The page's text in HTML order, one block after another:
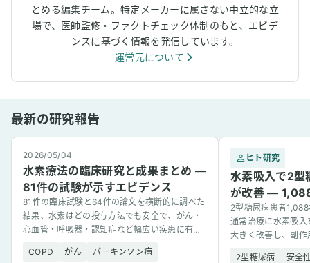
とめる編集チーム。特定メーカーに属さない中立的な立
場で、医師監修・ファクトチェック体制のもと、エビデ
ンスに基づく情報を発信しています。
運営元について
最新の研究報告
2026/05/04
水素療法の臨床研究と成果まとめ —
81件の試験が示すエビデンス
81件の臨床試験と64件の論文を横断的に調べた
結果、水素はどの投与方法でも安全で、がん・
心血管・呼吸器・認知症など幅広い疾患に有望
COPD
がん パーキンソン病
ヒト研究
水素吸入で2型
が改善 —
2型糖尿病患者
通常治療に水素吸
大きく改善し、副
2型糖尿病 安全